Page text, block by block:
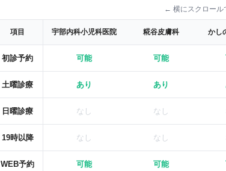
← 横にスクロー
項目 宇部内科小児科医院 糀谷皮膚科 かし
初診予約 可能 可能
土曜診療 あり あり
日曜診療 なし なし
19時以降 なし なし
WEB予約 可能 可能